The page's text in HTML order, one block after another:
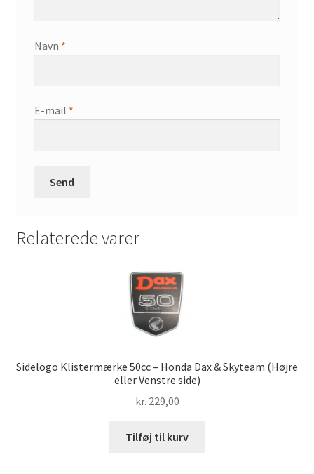
Navn *
E-mail *
Relaterede varer
Sidelogo Klistermærke 50cc – Honda Dax & Skyteam (Højre
eller Venstre side)
kr. 229,00
Tilføj til kurv